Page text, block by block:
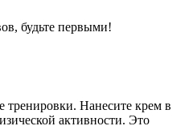
будьте первыми!
Нанесите крем в
активности. Это